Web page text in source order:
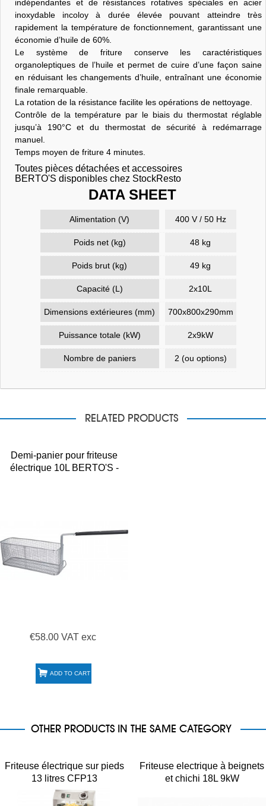
indépendantes et de résistances rotatives spéciales en acier
inoxydable incoloy à durée élevée pouvant atteindre très
rapidement la température de fonctionnement, garantissant une
économie d’huile de 60%.
Le système de friture conserve les caractéristiques
organoleptiques de l’huile et permet de cuire d’une façon saine
en réduisant les changements d’huile, entraînant une économie
finale remarquable.
La rotation de la résistance facilite les opérations de nettoyage.
Contrôle de la température par le biais du thermostat réglable
jusqu’à 190°C et du thermostat de sécurité à redémarrage
manuel.
Temps moyen de friture 4 minutes.
Toutes pièces détachées et accessoires
BERTO'S disponibles chez StockResto
DATA SHEET
Alimentation (V) 400 V / 50 Hz
Poids net (kg) 48 kg
Poids brut (kg) 49 kg
Capacité (L) 2x10L
Dimensions extérieures (mm) 700x800x290mm
Puissance totale (kW) 2x9kW
Nombre de paniers 2 (ou options)
RELATED PRODUCTS
Demi-panier pour friteuse
électrique 10L BERTO'S -
€58.00 VAT exc
ADD TO CART
OTHER PRODUCTS IN THE SAME CATEGORY
Friteuse électrique sur pieds
13 litres CFP13
Friteuse electrique à beignets
et chichi 18L 9kW